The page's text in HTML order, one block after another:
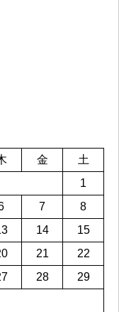
金
土
1
7
8
14
15
21
22
28
29